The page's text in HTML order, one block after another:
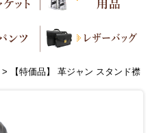
> 【特価品】 革ジャン スタンド襟